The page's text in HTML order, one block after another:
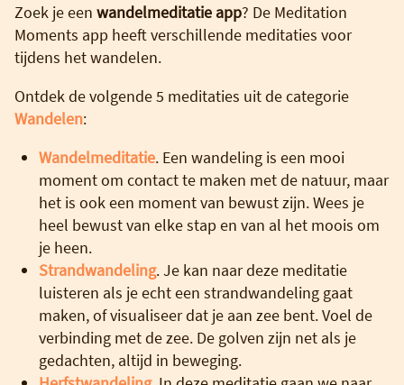
Zoek je een wandelmeditatie app? De Meditation
Moments app heeft verschillende meditaties voor
tijdens het wandelen.
Ontdek de volgende 5 meditaties uit de categorie
Wandelen:
Wandelmeditatie. Een wandeling is een mooi
moment om contact te maken met de natuur, maar
het is ook een moment van bewust zijn. Wees je
heel bewust van elke stap en van al het moois om
je heen.
Strandwandeling. Je kan naar deze meditatie
luisteren als je echt een strandwandeling gaat
maken, of visualiseer dat je aan zee bent. Voel de
verbinding met de zee. De golven zijn net als je
gedachten, altijd in beweging.